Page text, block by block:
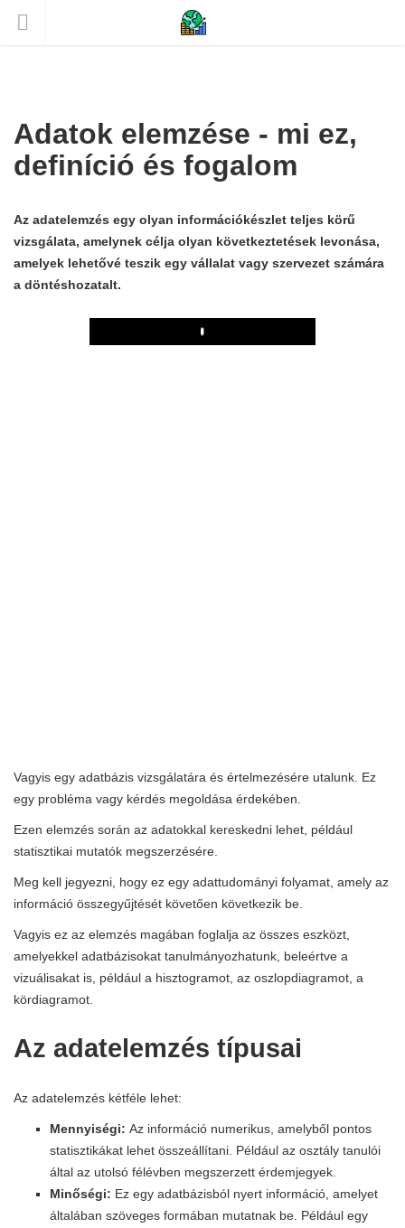
Adatok elemzése - mi ez,
definíció és fogalom
Az adatelemzés egy olyan információkészlet teljes körű
vizsgálata, amelynek célja olyan következtetések levonása,
amelyek lehetővé teszik egy vállalat vagy szervezet számára
a döntéshozatalt.
Play
Vagyis egy adatbázis vizsgálatára és értelmezésére utalunk. Ez
egy probléma vagy kérdés megoldása érdekében.
Ezen elemzés során az adatokkal kereskedni lehet, például
statisztikai mutatók megszerzésére.
Meg kell jegyezni, hogy ez egy adattudományi folyamat, amely az
információ összegyűjtését követően következik be.
Vagyis ez az elemzés magában foglalja az összes eszközt,
amelyekkel adatbázisokat tanulmányozhatunk, beleértve a
vizuálisakat is, például a hisztogramot, az oszlopdiagramot, a
kördiagramot.
Az adatelemzés típusai
Az adatelemzés kétféle lehet:
Mennyiségi: Az információ numerikus, amelyből pontos
statisztikákat lehet összeállítani. Például az osztály tanulói
által az utolsó félévben megszerzett érdemjegyek.
Minőségi: Ez egy adatbázisból nyert információ, amelyet
általában szöveges formában mutatnak be. Például egy